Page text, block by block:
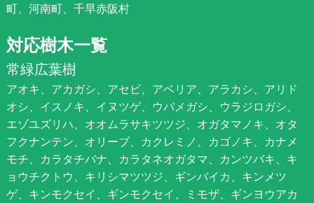
町、河南町、千早赤阪村
対応樹木一覧
常緑広葉樹
アオキ、アカガシ、アセビ、アベリア、アラカシ、アリド
オシ、イスノキ、イヌツゲ、ウバメガシ、ウラジロガシ、
エゾユズリハ、オオムラサキツツジ、オガタマノキ、オタ
フクナンテン、オリーブ、カクレミノ、カゴノキ、カナメ
モチ、カラタチバナ、カラタネオガタマ、カンツバキ、キ
ョウチクトウ、キリシマツツジ、ギンバイカ、キンメツ
ゲ、キンモクセイ、ギンモクセイ、ミモザ、ギンヨウアカ